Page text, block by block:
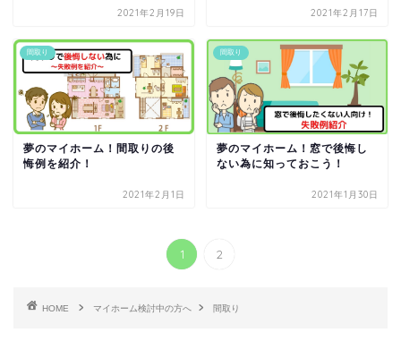
2021年2月19日 2021年2月17日
間取り
夢のマイホーム！間取りの後
悔例を紹介！
2021年2月1日
間取り
夢のマイホーム！窓で後悔し
ない為に知っておこう！
2021年1月30日
1 2
HOME マイホーム検討中の方へ 間取り